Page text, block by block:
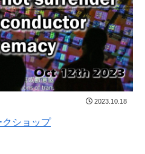
2023.10.18
ショップ